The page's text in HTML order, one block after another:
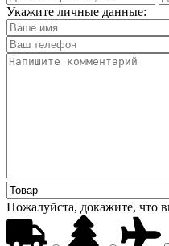
Укажите личные данные:
Пожалуйста, докажите, что